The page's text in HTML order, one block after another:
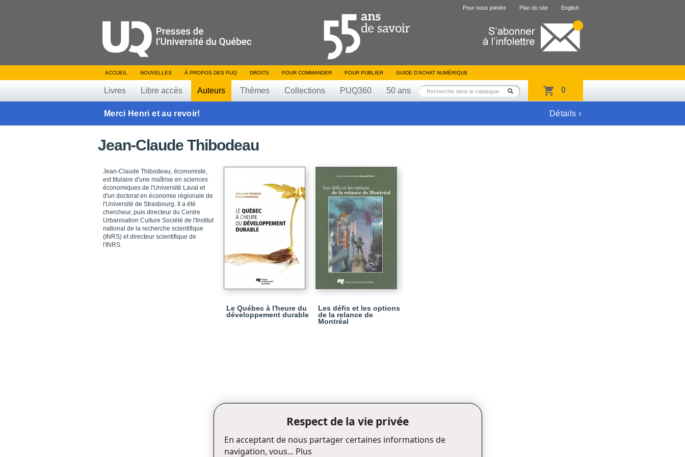
Pour nous joindre Plan du site English
ACCUEIL NOUVELLES À PROPOS DES PUQ DROITS POUR COMMANDER POUR PUBLIER GUIDE D’ACHAT NUMÉRIQUE
Livres Libre accès Auteurs Thèmes Collections PUQ360 50 ans 0
Merci Henri et au revoir! Détails ›
Jean-Claude Thibodeau
Jean-Claude Thibodeau, économiste,
est titulaire d'une maîtrise en sciences
économiques de l'Université Laval et
d'un doctorat en économie régionale de
l'Université de Strasbourg. Il a été
chercheur, puis directeur du Centre
Urbanisation Culture Société de l'Institut
national de la recherche scientifique
(INRS) et directeur scientifique de
l'INRS.
Le Québec à l'heure du
développement durable
Les défis et les options
de la relance de
Montréal
Respect de la vie privée
En acceptant de nous partager certaines informations de
navigation, vous... Plus